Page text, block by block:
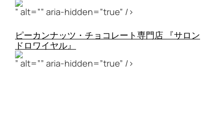
” alt=”” aria-hidden=”true” />
ピーカンナッツ・チョコレート専門店 『サロン
ドロワイヤル』
” alt=”” aria-hidden=”true” />